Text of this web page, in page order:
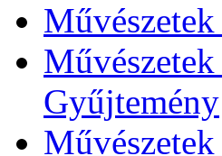
Művészetek
Gyűjtemény